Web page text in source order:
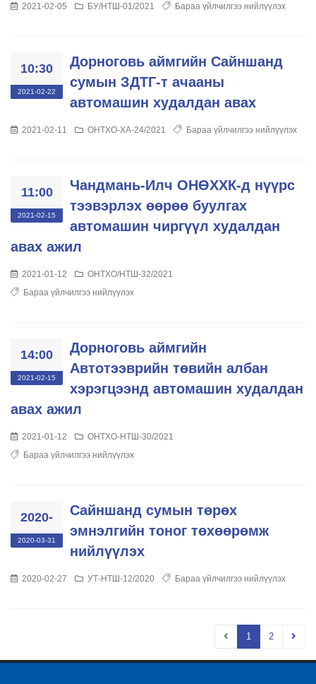
2021-02-05 БУ/НТШ-01/2021 Бараа үйлчилгээ нийлүүлэх
10:30
2021-02-22
Дорноговь аймгийн Сайншанд
сумын ЗДТГ-т ачааны
автомашин худалдан авах
2021-02-11 ОНТХО-ХА-24/2021 Бараа үйлчилгээ нийлүүлэх
11:00
2021-02-15
Чандмань-Илч ОНӨХХК-д нүүрс
тээвэрлэх өөрөө буулгах
автомашин чиргүүл худалдан
авах ажил
2021-01-12
ОНТХО/НТШ-32/2021
Бараа үйлчилгээ нийлүүлэх
14:00
2021-02-15
Дорноговь аймгийн
Автотээврийн төвийн албан
хэрэгцээнд автомашин худалдан
авах ажил
2021-01-12
ОНТХО-НТШ-30/2021
Бараа үйлчилгээ нийлүүлэх
2020-
2020-03-31
Сайншанд сумын төрөх
эмнэлгийн тоног төхөөрөмж
нийлүүлэх
2020-02-27 УТ-НТШ-12/2020 Бараа үйлчилгээ нийлүүлэх
1 2